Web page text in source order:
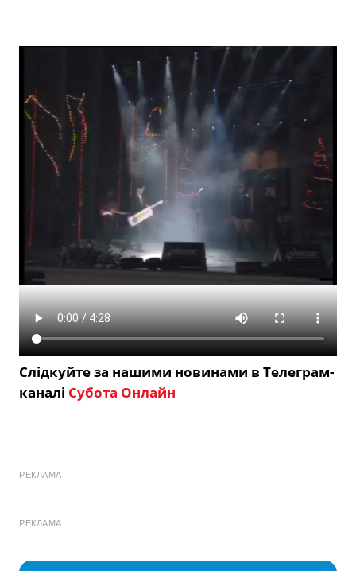
Слідкуйте за нашими новинами в Телеграм-
каналі Субота Онлайн
РЕКЛАМА
РЕКЛАМА